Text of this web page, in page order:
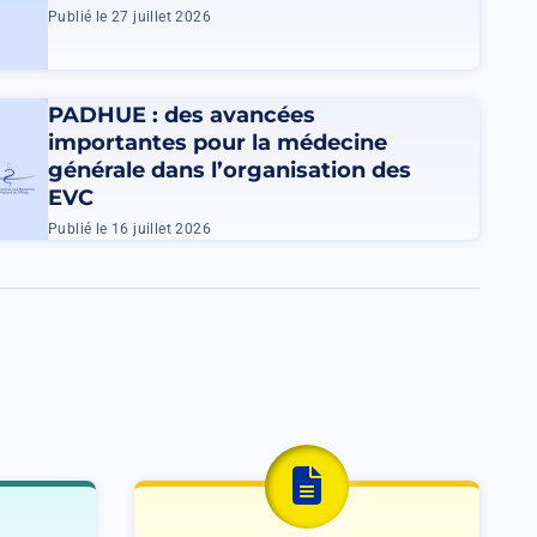
Publié le 27 juillet 2026
PADHUE : des avancées
importantes pour la médecine
générale dans l’organisation des
EVC
Publié le 16 juillet 2026